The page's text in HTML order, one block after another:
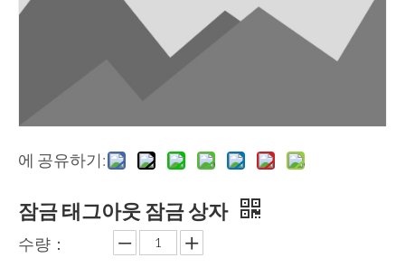
에 공유하기:
잠금 태그아웃 잠금 상자
수량：